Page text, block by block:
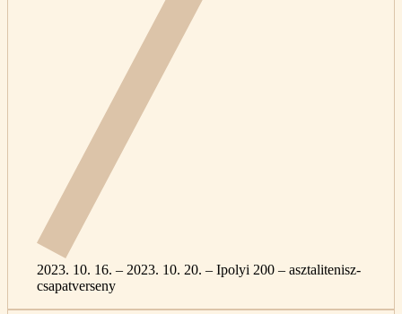
2023. 10. 16. – 2023. 10. 20. – Ipolyi 200 – asztalitenisz-
csapatverseny